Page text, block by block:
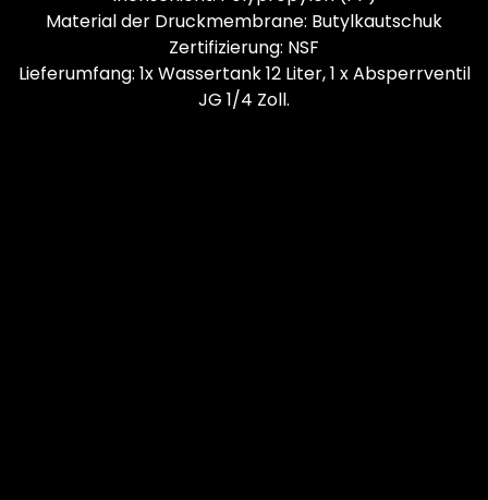
Material der Druckmembrane: Butylkautschuk
Zertifizierung: NSF
Lieferumfang: 1x Wassertank 12 Liter, 1 x Absperrventil
JG 1/4 Zoll.